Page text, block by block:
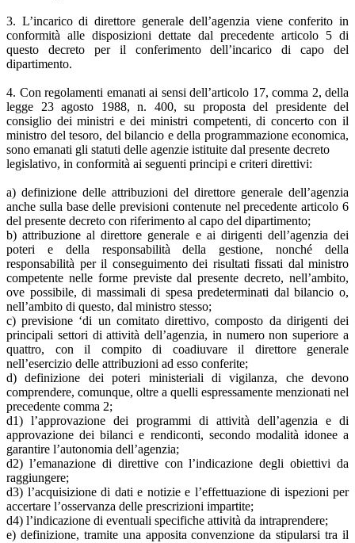
3. L’incarico di direttore generale dell’agenzia viene conferito in
conformità alle disposizioni dettate dal precedente articolo 5 di
questo decreto per il conferimento dell’incarico di capo del
dipartimento.
4. Con regolamenti emanati ai sensi dell’articolo 17, comma 2, della
legge 23 agosto 1988, n. 400, su proposta del presidente del
consiglio dei ministri e dei ministri competenti, di concerto con il
ministro del tesoro, del bilancio e della programmazione economica,
sono emanati gli statuti delle agenzie istituite dal presente decreto
legislativo, in conformità ai seguenti principi e criteri direttivi:
a) definizione delle attribuzioni del direttore generale dell’agenzia
anche sulla base delle previsioni contenute nel precedente articolo 6
del presente decreto con riferimento al capo del dipartimento;
b) attribuzione al direttore generale e ai dirigenti dell’agenzia dei
poteri e della responsabilità della gestione, nonché della
responsabilità per il conseguimento dei risultati fissati dal ministro
competente nelle forme previste dal presente decreto, nell’ambito,
ove possibile, di massimali di spesa predeterminati dal bilancio o,
nell’ambito di questo, dal ministro stesso;
c) previsione ‘di un comitato direttivo, composto da dirigenti dei
principali settori di attività dell’agenzia, in numero non superiore a
quattro, con il compito di coadiuvare il direttore generale
nell’esercizio delle attribuzioni ad esso conferite;
d) definizione dei poteri ministeriali di vigilanza, che devono
comprendere, comunque, oltre a quelli espressamente menzionati nel
precedente comma 2;
d1) l’approvazione dei programmi di attività dell’agenzia e di
approvazione dei bilanci e rendiconti, secondo modalità idonee a
garantire l’autonomia dell’agenzia;
d2) l’emanazione di direttive con l’indicazione degli obiettivi da
raggiungere;
d3) l’acquisizione di dati e notizie e l’effettuazione di ispezioni per
accertare l’osservanza delle prescrizioni impartite;
d4) l’indicazione di eventuali specifiche attività da intraprendere;
e) definizione, tramite una apposita convenzione da stipularsi tra il